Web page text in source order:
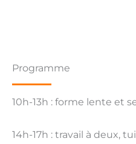
Programme
10h-13h : forme lente et
14h-17h : travail à deux,